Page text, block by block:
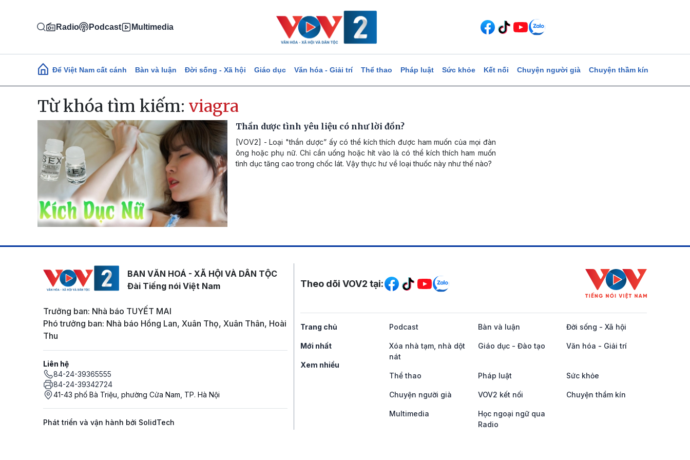
Radio Podcast Multimedia
Main navigation
Để Việt Nam cất cánh Bàn và luận Đời sống - Xã hội Giáo dục Văn hóa - Giải trí Thể thao Pháp luật Sức khỏe Kết nối Chuyện người già Chuyện thầm kín
Từ khóa tìm kiếm: viagra
Thần dược tình yêu liệu có như lời đồn?
[VOV2] - Loại "thần dược” ấy có thể kích thích được ham muốn của mọi đàn
ông hoặc phụ nữ. Chỉ cần uống hoặc hít vào là có thể kích thích ham muốn
tình dục tăng cao trong chốc lát. Vậy thực hư về loại thuốc này như thế nào?
BAN VĂN HOÁ - XÃ HỘI VÀ DÂN TỘC
Đài Tiếng nói Việt Nam
Trưởng ban: Nhà báo TUYẾT MAI
Phó trưởng ban: Nhà báo Hồng Lan, Xuân Thọ, Xuân Thân, Hoài
Thu
Liên hệ
84-24-39365555
84-24-39342724
41-43 phố Bà Triệu, phường Cửa Nam, TP. Hà Nội
Phát triển và vận hành bởi SolidTech
Mạng xã hội
Theo dõi VOV2 tại:
Trang chủ
Mới nhất
Xem nhiều
Podcast Bàn và luận Đời sống - Xã hội
Xóa nhà tạm, nhà dột
nát
Giáo dục - Đào tạo Văn hóa - Giải trí
Thể thao Pháp luật Sức khỏe
Chuyện người già VOV2 kết nối Chuyện thầm kín
Multimedia
Học ngoại ngữ qua
Radio